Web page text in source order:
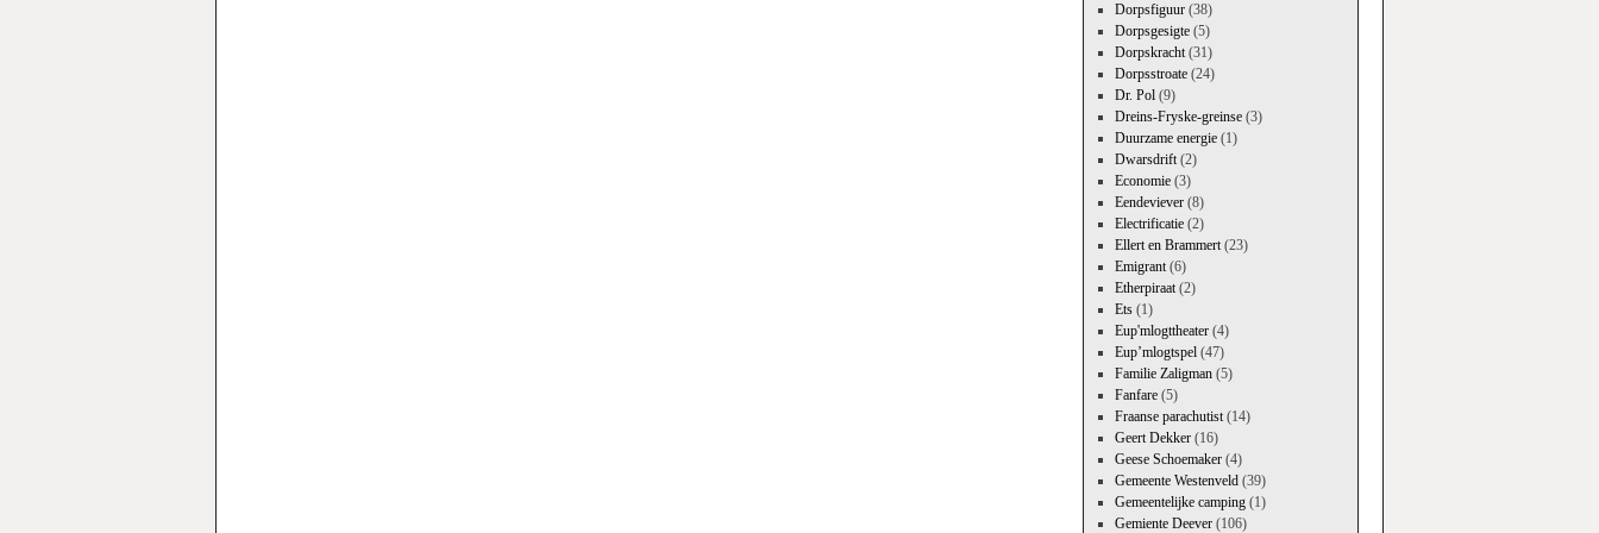
Dorpsfiguur(38)
Dorpsgesigte(5)
Dorpskracht(31)
Dorpsstroate(24)
Dr. Pol(9)
Dreins-Fryske-greinse(3)
Duurzame energie(1)
Dwarsdrift(2)
Economie(3)
Eendeviever(8)
Electrificatie(2)
Ellert en Brammert(23)
Emigrant(6)
Etherpiraat(2)
Ets(1)
Eup'mlogttheater(4)
Eup’mlogtspel(47)
Familie Zaligman(5)
Fanfare(5)
Fraanse parachutist(14)
Geert Dekker(16)
Geese Schoemaker(4)
Gemeente Westenveld(39)
Gemeentelijke camping(1)
Gemiente Deever(106)